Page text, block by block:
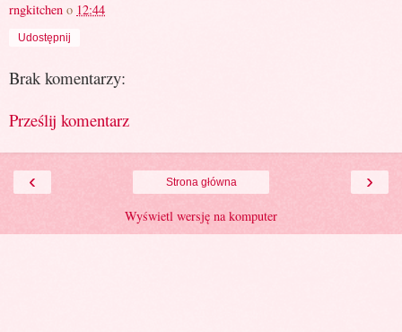
rngkitchen o 12:44
Udostępnij
Brak komentarzy:
Prześlij komentarz
‹ ›
Strona główna
Wyświetl wersję na komputer